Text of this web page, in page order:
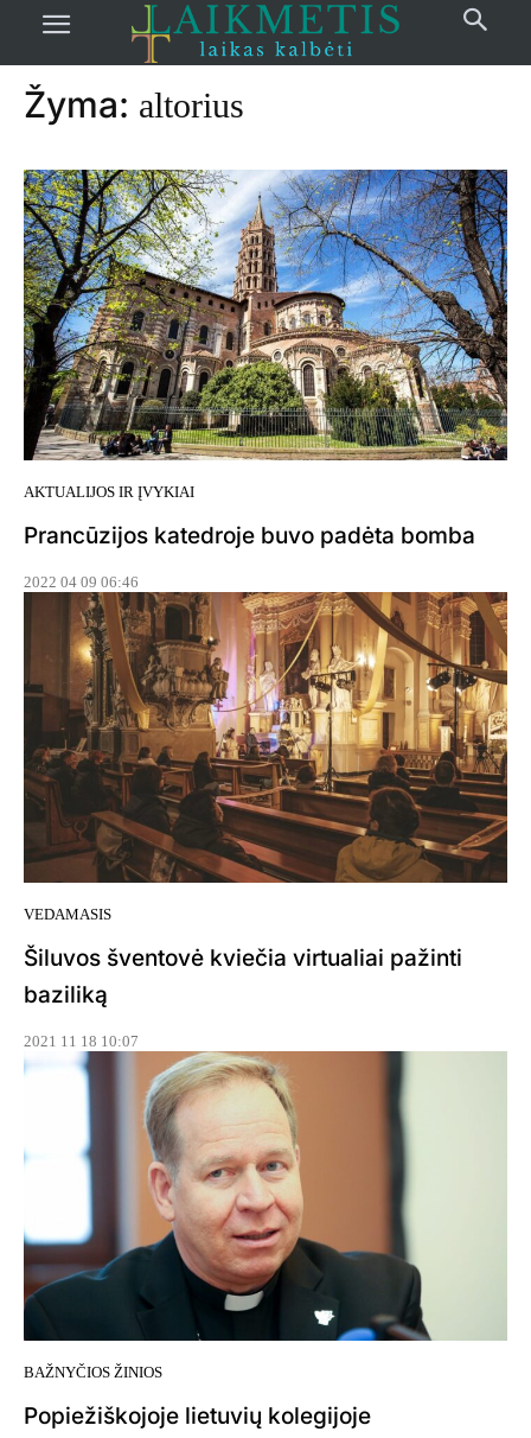
žymos Altorius
Žyma: altorius
AKTUALIJOS IR ĮVYKIAI
Prancūzijos katedroje buvo padėta bomba
2022 04 09 06:46
VEDAMASIS
Šiluvos šventovė kviečia virtualiai pažinti
baziliką
2021 11 18 10:07
BAŽNYČIOS ŽINIOS
Popiežiškojoje lietuvių kolegijoje